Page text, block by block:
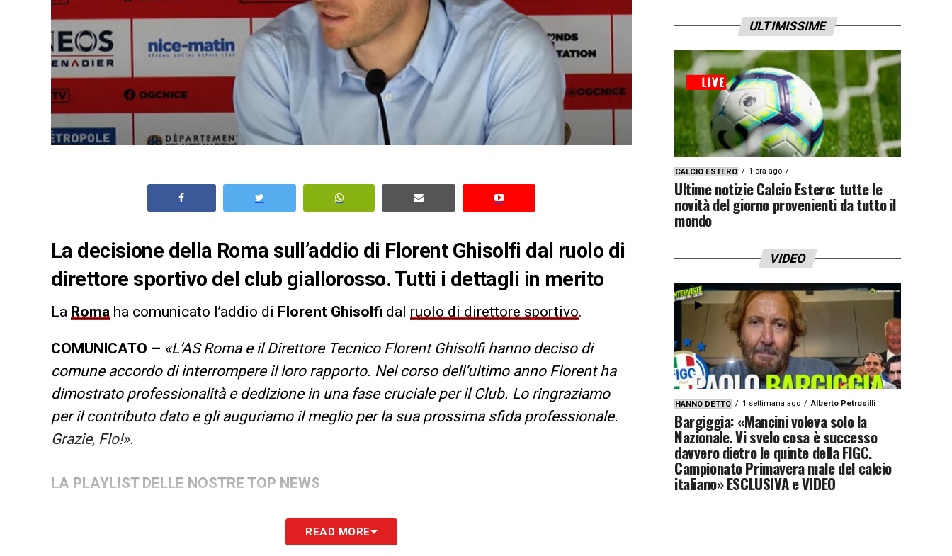
La decisione della Roma sull’addio di Florent Ghisolfi dal ruolo di
direttore sportivo del club giallorosso. Tutti i dettagli in merito
La Roma ha comunicato l’addio di Florent Ghisolfi dal ruolo di direttore sportivo.
COMUNICATO – «L’AS Roma e il Direttore Tecnico Florent Ghisolfi hanno deciso di
comune accordo di interrompere il loro rapporto. Nel corso dell’ultimo anno Florent ha
dimostrato professionalità e dedizione in una fase cruciale per il Club. Lo ringraziamo
per il contributo dato e gli auguriamo il meglio per la sua prossima sfida professionale.
Grazie, Flo!».
LA PLAYLIST DELLE NOSTRE TOP NEWS
READ MORE
ULTIMISSIME
CALCIO ESTERO 1 ora ago
Ultime notizie Calcio Estero: tutte le
novità del giorno provenienti da tutto il
mondo
VIDEO
HANNO DETTO 1 settimana ago Alberto Petrosilli
Bargiggia: «Mancini voleva solo la
Nazionale. Vi svelo cosa è successo
davvero dietro le quinte della FIGC.
Campionato Primavera male del calcio
italiano» ESCLUSIVA e VIDEO